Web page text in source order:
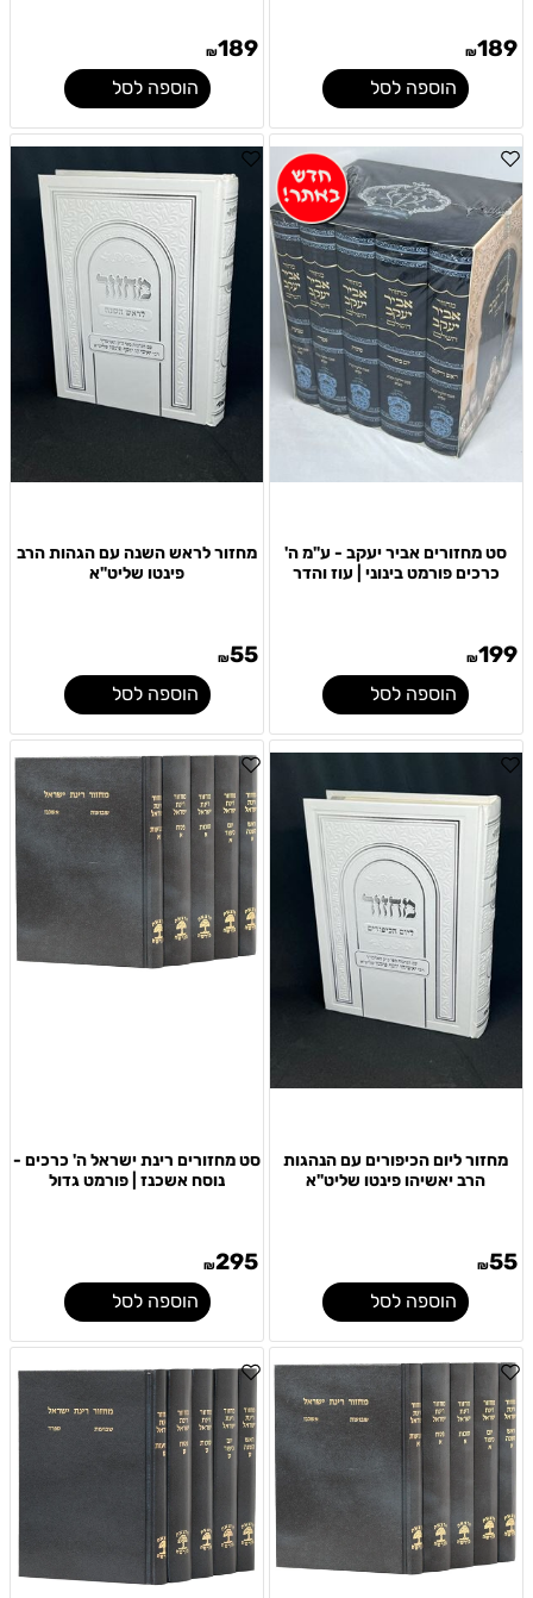
₪189
הוספה לסל
₪189
הוספה לסל
סט מחזורים אביר יעקב - ע"מ ה'
כרכים פורמט בינוני | עוז והדר
₪199
הוספה לסל
מחזור לראש השנה עם הגהות הרב
פינטו שליט"א
₪55
הוספה לסל
מחזור ליום הכיפורים עם הנהגות
הרב יאשיהו פינטו שליט"א
₪55
הוספה לסל
סט מחזורים רינת ישראל ה' כרכים -
נוסח אשכנז | פורמט גדול
₪295
הוספה לסל